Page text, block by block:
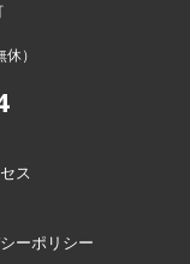
）
ス
ーポリシー